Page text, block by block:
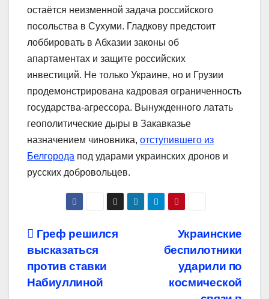
остаётся неизменной задача российского
посольства в Сухуми. Гладкову предстоит
лоббировать в Абхазии законы об
апартаментах и защите российских
инвестиций. Не только Украине, но и Грузии
продемонстрирована кадровая ограниченность
государства-агрессора. Вынужденного латать
геополитические дыры в Закавказье
назначением чиновника, отступившего из
Белгорода под ударами украинских дронов и
русских добровольцев.
Навигация
по
записям
Украинские
беспилотники
ударили по
космической
Греф решился
высказаться
против ставки
Набиуллиной